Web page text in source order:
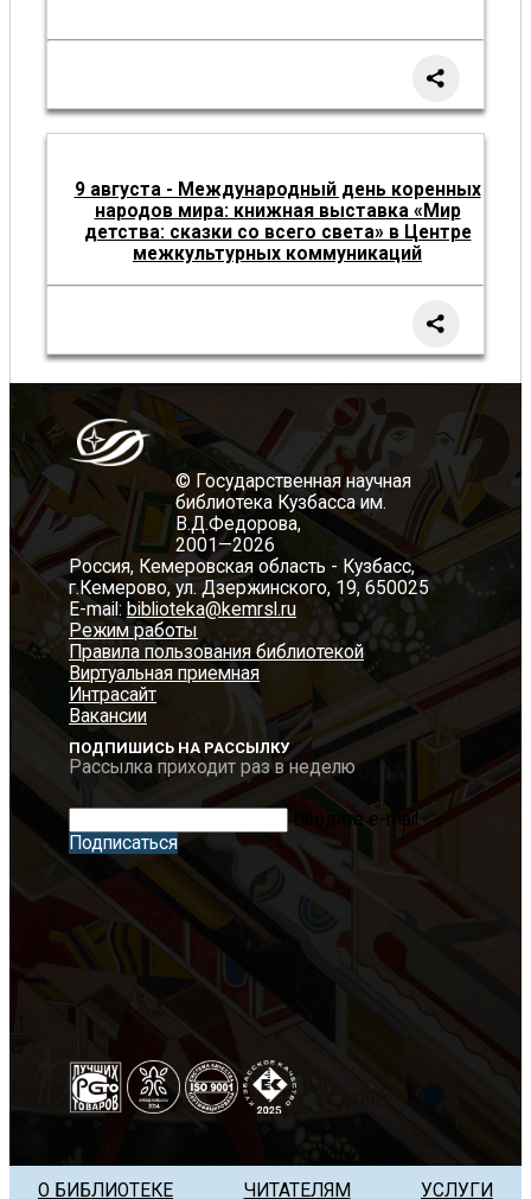
9 августа - Международный день коренных
народов мира: книжная выставка «Мир
детства: сказки со всего света» в Центре
межкультурных коммуникаций
© Государственная научная
библиотека Кузбасса им.
В.Д.Федорова,
2001—2026
Россия, Кемеровская область - Кузбасс,
г.Кемерово, ул. Дзержинского, 19, 650025
E-mail: biblioteka@kemrsl.ru
Режим работы
Правила пользования библиотекой
Виртуальная приемная
Интрасайт
Вакансии
ПОДПИШИСЬ НА РАССЫЛКУ
Рассылка приходит раз в неделю
Введите e-mail
Подписаться
О БИБЛИОТЕКЕ ЧИТАТЕЛЯМ УСЛУГИ